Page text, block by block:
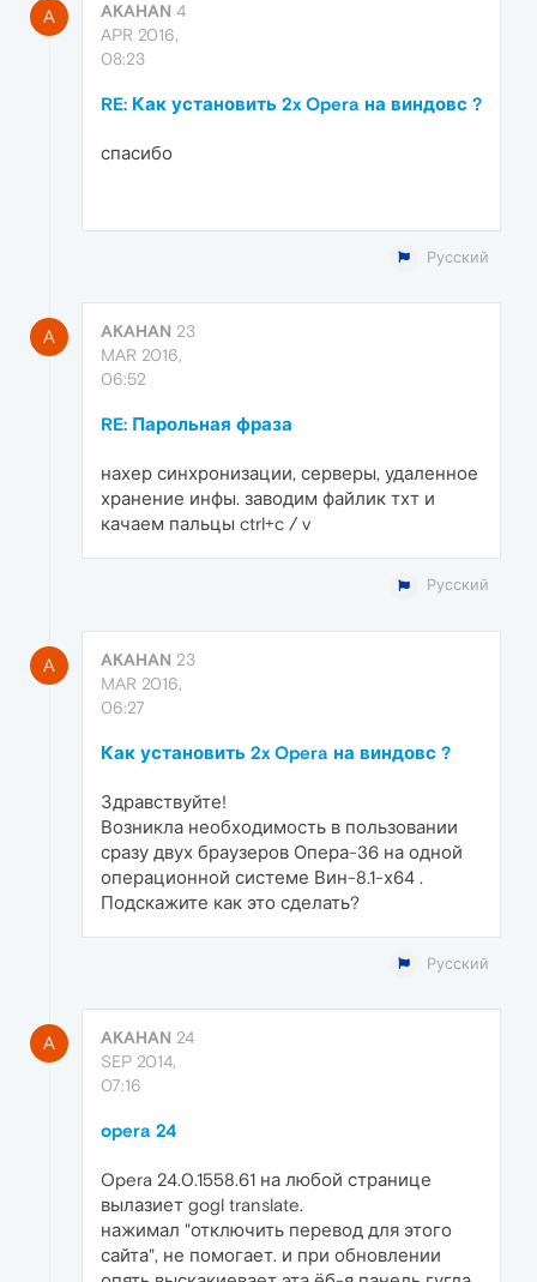
A AKAHAN 4
APR 2016,
08:23
RE: Как установить 2x Opera на виндовс ?
спасибо
Русский
A AKAHAN 23
MAR 2016,
06:52
RE: Парольная фраза
нахер синхронизации, серверы, удаленное
хранение инфы. заводим файлик тхт и
качаем пальцы ctrl+c / v
Русский
A AKAHAN 23
MAR 2016,
06:27
Как установить 2x Opera на виндовс ?
Здравствуйте!
Возникла необходимость в пользовании
сразу двух браузеров Опера-36 на одной
операционной системе Вин-8.1-х64 .
Подскажите как это сделать?
Русский
A AKAHAN 24
SEP 2014,
07:16
opera 24
Opera 24.0.1558.61 на любой странице
вылазиет gogl translate.
нажимал "отключить перевод для этого
сайта", не помогает. и при обновлении